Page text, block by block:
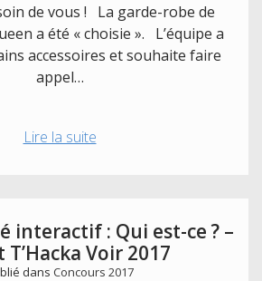
de vous ! La garde-robe de
a été « choisie ». L’équipe a
accessoires et souhaite faire
appel…
Lire la suiteThe
clothes
interactif : Qui est-ce ? –
T’Hacka Voir 2017
dans Concours 2017